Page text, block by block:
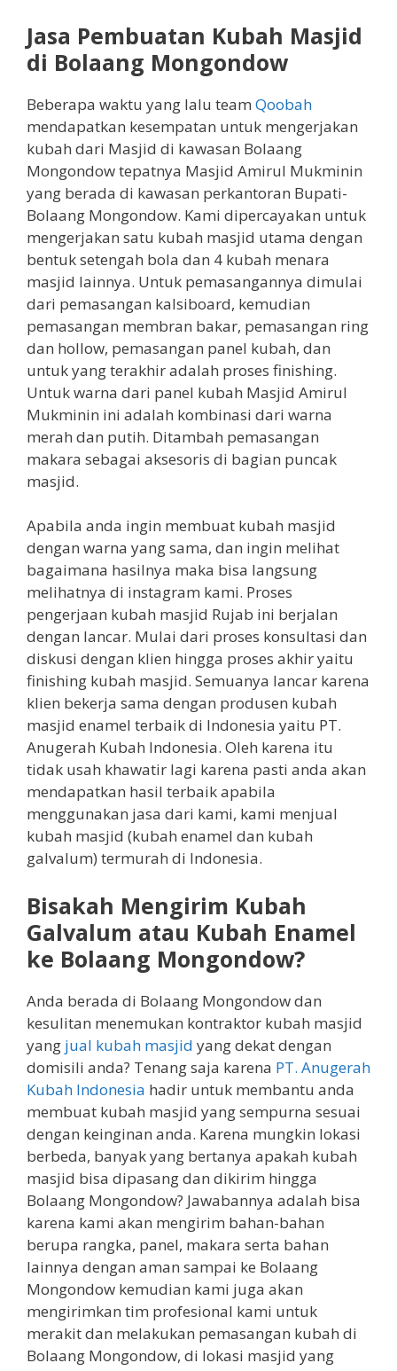
Jasa Pembuatan Kubah Masjid
di Bolaang Mongondow
Beberapa waktu yang lalu team Qoobah
mendapatkan kesempatan untuk mengerjakan
kubah dari Masjid di kawasan Bolaang
Mongondow tepatnya Masjid Amirul Mukminin
yang berada di kawasan perkantoran Bupati-
Bolaang Mongondow. Kami dipercayakan untuk
mengerjakan satu kubah masjid utama dengan
bentuk setengah bola dan 4 kubah menara
masjid lainnya. Untuk pemasangannya dimulai
dari pemasangan kalsiboard, kemudian
pemasangan membran bakar, pemasangan ring
dan hollow, pemasangan panel kubah, dan
untuk yang terakhir adalah proses finishing.
Untuk warna dari panel kubah Masjid Amirul
Mukminin ini adalah kombinasi dari warna
merah dan putih. Ditambah pemasangan
makara sebagai aksesoris di bagian puncak
masjid.
Apabila anda ingin membuat kubah masjid
dengan warna yang sama, dan ingin melihat
bagaimana hasilnya maka bisa langsung
melihatnya di instagram kami. Proses
pengerjaan kubah masjid Rujab ini berjalan
dengan lancar. Mulai dari proses konsultasi dan
diskusi dengan klien hingga proses akhir yaitu
finishing kubah masjid. Semuanya lancar karena
klien bekerja sama dengan produsen kubah
masjid enamel terbaik di Indonesia yaitu PT.
Anugerah Kubah Indonesia. Oleh karena itu
tidak usah khawatir lagi karena pasti anda akan
mendapatkan hasil terbaik apabila
menggunakan jasa dari kami, kami menjual
kubah masjid (kubah enamel dan kubah
galvalum) termurah di Indonesia.
Bisakah Mengirim Kubah
Galvalum atau Kubah Enamel
ke Bolaang Mongondow?
Anda berada di Bolaang Mongondow dan
kesulitan menemukan kontraktor kubah masjid
yang jual kubah masjid yang dekat dengan
domisili anda? Tenang saja karena PT. Anugerah
Kubah Indonesia hadir untuk membantu anda
membuat kubah masjid yang sempurna sesuai
dengan keinginan anda. Karena mungkin lokasi
berbeda, banyak yang bertanya apakah kubah
masjid bisa dipasang dan dikirim hingga
Bolaang Mongondow? Jawabannya adalah bisa
karena kami akan mengirim bahan-bahan
berupa rangka, panel, makara serta bahan
lainnya dengan aman sampai ke Bolaang
Mongondow kemudian kami juga akan
mengirimkan tim profesional kami untuk
merakit dan melakukan pemasangan kubah di
Bolaang Mongondow, di lokasi masjid yang